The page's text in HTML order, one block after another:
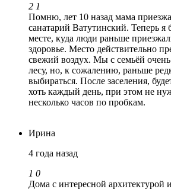
2 1
Помню, лет 10 назад мама
санатарий Ватутинский. Теперь я
месте, куда люди раньше
здоровье. Место действительно
свежий воздух. Мы с семьёй
лесу, но, к сожалению, раньше
выбираться. После заселения,
хоть каждый день, при этом не
несколько часов по пробкам.
Ирина
4 года назад
1 0
Дома с интересной архитектурой